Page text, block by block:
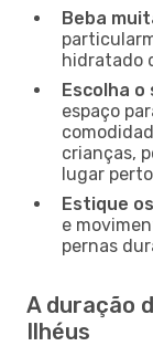
Beba
hidratado
Escolha
espaço
crianças,
lugar
Estique
e
pernas
A duração
Ilhéus